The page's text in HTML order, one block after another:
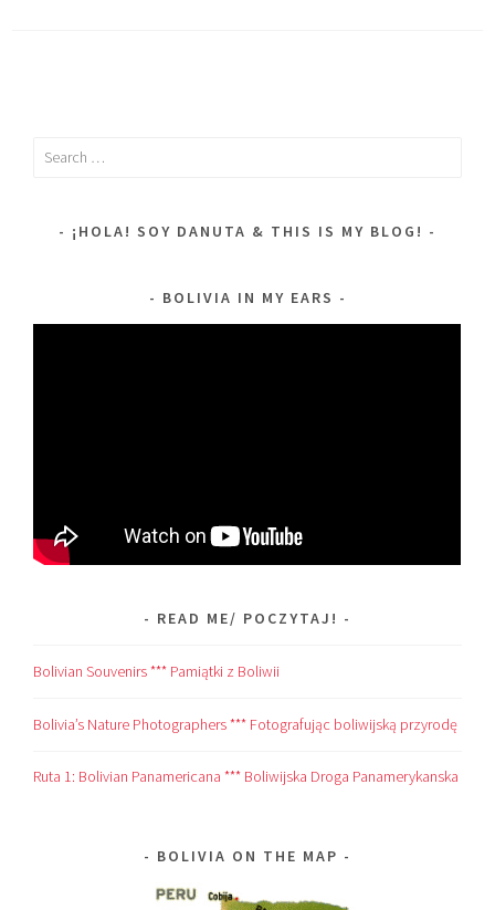
Search
¡HOLA! SOY DANUTA & THIS IS MY BLOG!
BOLIVIA IN MY EARS
READ ME/ POCZYTAJ!
Bolivian Souvenirs *** Pamiątki z Boliwii
Bolivia’s Nature Photographers *** Fotografując boliwijską przyrodę
Ruta 1: Bolivian Panamericana *** Boliwijska Droga Panamerykanska
BOLIVIA ON THE MAP